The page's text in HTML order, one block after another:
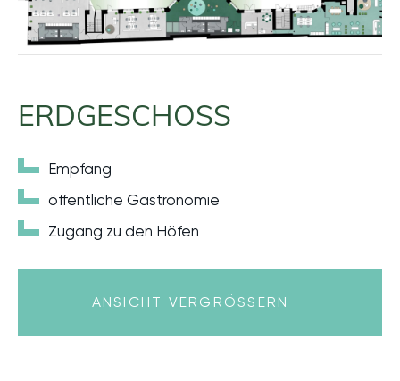
ERDGESCHOSS
Empfang
öffentliche Gastronomie
Zugang zu den Höfen
ANSICHT VERGRÖSSERN